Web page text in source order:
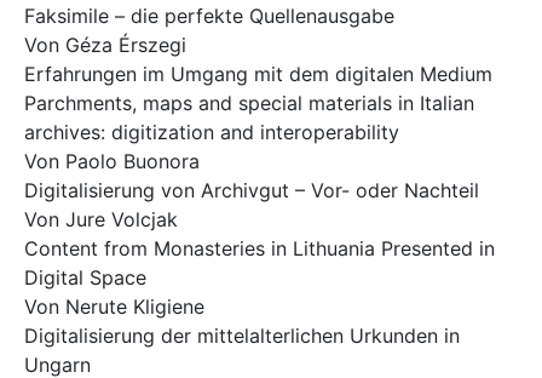
Faksimile – die perfekte Quellenausgabe
Von Géza Érszegi
Erfahrungen im Umgang mit dem digitalen Medium
Parchments, maps and special materials in Italian
archives: digitization and interoperability
Von Paolo Buonora
Digitalisierung von Archivgut – Vor- oder Nachteil
Von Jure Volcjak
Content from Monasteries in Lithuania Presented in
Digital Space
Von Nerute Kligiene
Digitalisierung der mittelalterlichen Urkunden in
Ungarn